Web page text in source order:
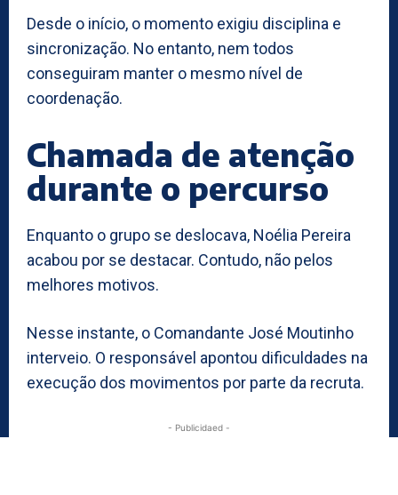
Desde o início, o momento exigiu disciplina e
sincronização. No entanto, nem todos
conseguiram manter o mesmo nível de
coordenação.
Chamada de atenção
durante o percurso
Enquanto o grupo se deslocava, Noélia Pereira
acabou por se destacar. Contudo, não pelos
melhores motivos.
Nesse instante, o Comandante José Moutinho
interveio. O responsável apontou dificuldades na
execução dos movimentos por parte da recruta.
- Publicidaed -